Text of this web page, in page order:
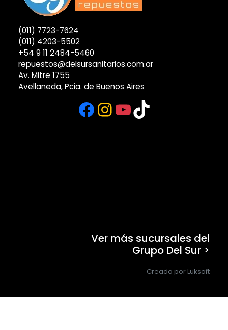
(011) 7723-7624
(011) 4203-5502
+54 9 11 2484-5460
repuestos@delsursanitarios.com.ar
Av. Mitre 1755
Avellaneda, Pcia. de Buenos Aires
Facebook
Instagram
YouTube
TikTok
Ver más sucursales del
Grupo Del Sur >
Creado por Luksoft